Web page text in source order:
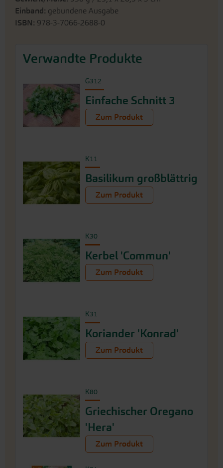
Einband: gebundene Ausgabe
ISBN: 978-3-7066-2688-0
Verwandte Produkte
G312
Einfache Schnitt 3
Zum Produkt
K11
Basilikum großblättrig
Zum Produkt
K30
Kerbel 'Commun'
Zum Produkt
K31
Koriander 'Konrad'
Zum Produkt
K80
Griechischer Oregano
'Hera'
Zum Produkt